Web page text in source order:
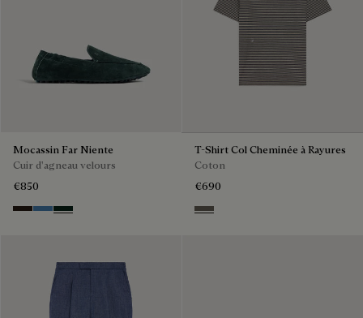
Mocassin Far Niente
Cuir d'agneau velours
€850
BrownAveiroOpuntia
T-Shirt Col Cheminée à Rayures
Coton
€690
Stripes Black & Taupe